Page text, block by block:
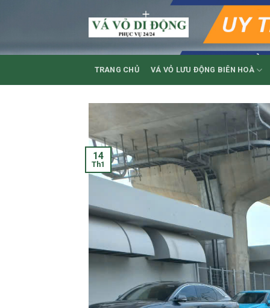
TRANG CHỦ VÁ VỎ LƯU ĐỘNG BIÊN HOÀ
14
Th1